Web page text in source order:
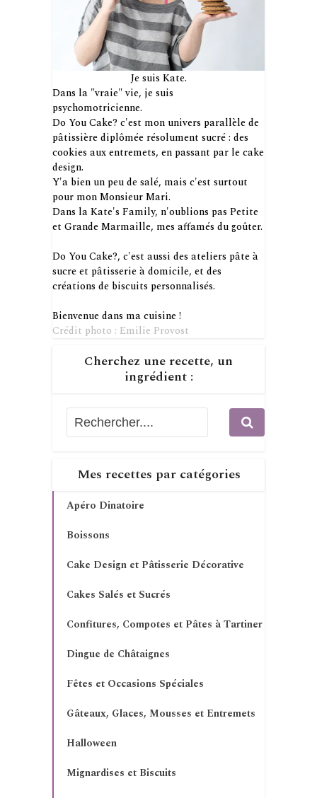
Je suis Kate.
Dans la "vraie" vie, je suis
psychomotricienne.
Do You Cake? c'est mon univers parallèle de
pâtissière diplômée résolument sucré : des
cookies aux entremets, en passant par le cake
design.
Y'a bien un peu de salé, mais c'est surtout
pour mon Monsieur Mari.
Dans la Kate's Family, n'oublions pas Petite
et Grande Marmaille, mes affamés du goûter.
Do You Cake?, c'est aussi des ateliers pâte à
sucre et pâtisserie à domicile, et des
créations de biscuits personnalisés.
Bienvenue dans ma cuisine !
Crédit photo : Emilie Provost
Cherchez une recette, un
ingrédient :
Mes recettes par catégories
Apéro Dinatoire
Boissons
Cake Design et Pâtisserie Décorative
Cakes Salés et Sucrés
Confitures, Compotes et Pâtes à Tartiner
Dingue de Châtaignes
Fêtes et Occasions Spéciales
Gâteaux, Glaces, Mousses et Entremets
Halloween
Mignardises et Biscuits